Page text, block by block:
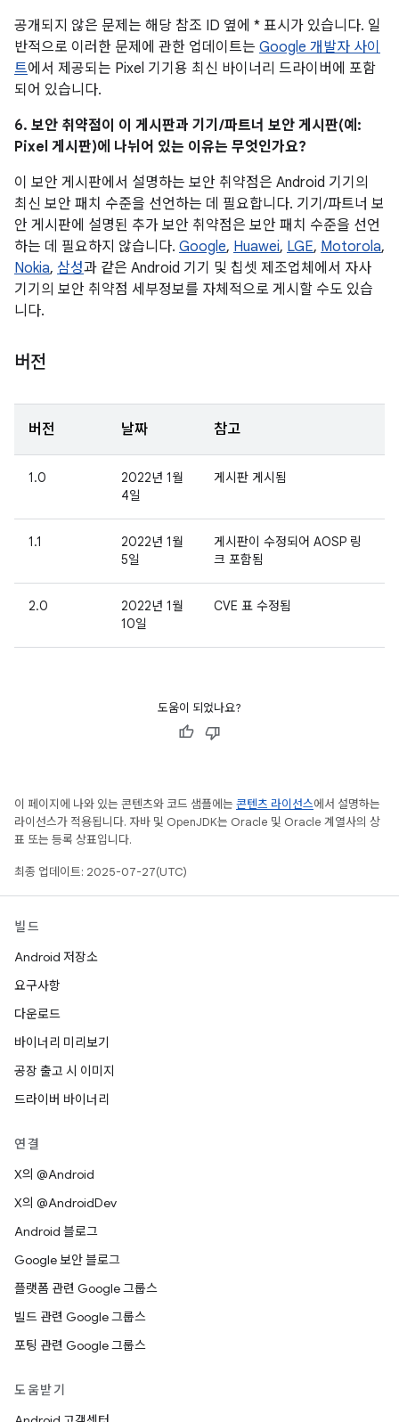
공개되지 않은 문제는 해당 참조 ID 옆에 * 표시가 있습니다. 일
반적으로 이러한 문제에 관한 업데이트는 Google 개발자 사이
트에서 제공되는 Pixel 기기용 최신 바이너리 드라이버에 포함
되어 있습니다.
6. 보안 취약점이 이 게시판과 기기/파트너 보안 게시판(예:
Pixel 게시판)에 나뉘어 있는 이유는 무엇인가요?
이 보안 게시판에서 설명하는 보안 취약점은 Android 기기의
최신 보안 패치 수준을 선언하는 데 필요합니다. 기기/파트너 보
안 게시판에 설명된 추가 보안 취약점은 보안 패치 수준을 선언
하는 데 필요하지 않습니다. Google, Huawei, LGE, Motorola,
Nokia, 삼성과 같은 Android 기기 및 칩셋 제조업체에서 자사
기기의 보안 취약점 세부정보를 자체적으로 게시할 수도 있습
니다.
버전
버전 날짜 참고
1.0
2022년 1월
4일
게시판 게시됨
1.1
2022년 1월
5일
게시판이 수정되어 AOSP 링
크 포함됨
2.0
2022년 1월
10일
CVE 표 수정됨
도움이 되었나요?
이 페이지에 나와 있는 콘텐츠와 코드 샘플에는 콘텐츠 라이선스에서 설명하는
라이선스가 적용됩니다. 자바 및 OpenJDK는 Oracle 및 Oracle 계열사의 상
표 또는 등록 상표입니다.
최종 업데이트: 2025-07-27(UTC)
빌드
Android 저장소
요구사항
다운로드
바이너리 미리보기
공장 출고 시 이미지
드라이버 바이너리
연결
X의 @Android
X의 @AndroidDev
Android 블로그
Google 보안 블로그
플랫폼 관련 Google 그룹스
빌드 관련 Google 그룹스
포팅 관련 Google 그룹스
도움받기